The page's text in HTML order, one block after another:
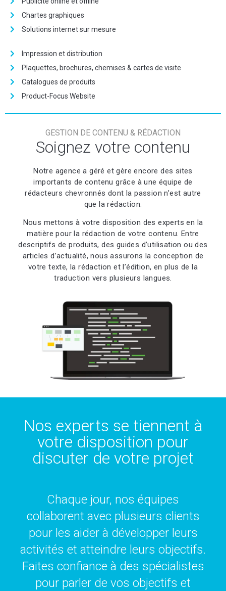
Chartes graphiques
Solutions internet sur mesure
Impression et distribution
Plaquettes, brochures, chemises & cartes de visite
Catalogues de produits
Product-Focus Website
GESTION DE CONTENU & RÉDACTION
Soignez votre contenu
Notre agence a géré et gère encore des sites
importants de contenu grâce à une équipe de
rédacteurs chevronnés dont la passion n’est autre
que la rédaction.
Nous mettons à votre disposition des experts en la
matière pour la rédaction de votre contenu. Entre
descriptifs de produits, des guides d’utilisation ou des
articles d’actualité, nous assurons la conception de
votre texte, la rédaction et l’édition, en plus de la
traduction vers plusieurs langues.
Nos experts se tiennent à
votre disposition pour
discuter de votre projet
Chaque jour, nos équipes
collaborent avec plusieurs clients
pour les aider à développer leurs
activités et atteindre leurs objectifs.
Faites confiance à des spécialistes
pour parler de vos objectifs et